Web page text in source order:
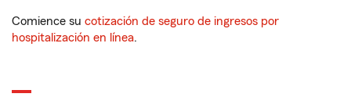
Comience su cotización de seguro de ingresos por
hospitalización en línea.